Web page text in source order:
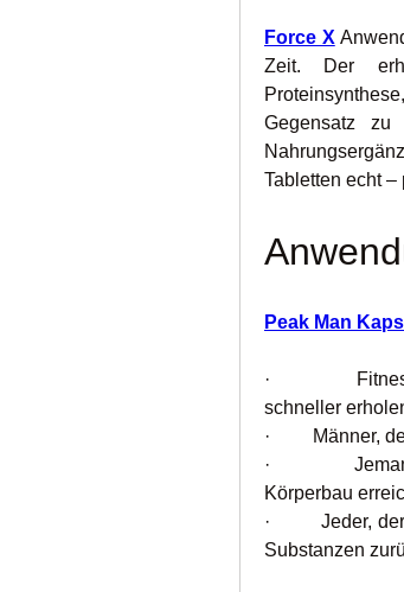
Force X
Zeit. Der
Gegensatz zu
Tabletten echt
Peak Man
·
schneller
·
·
Körperbau
·
Substanzen